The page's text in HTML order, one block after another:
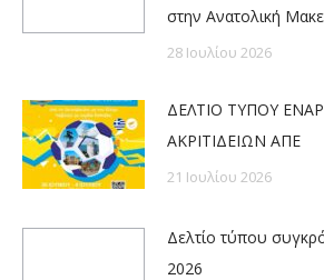
στην Ανατολική
28 Ιουλίου 2026
ΔΕΛΤΙΟ ΤΥΠΟΥ
ΑΚΡΙΤΙΔΕΙΩΝ ΑΠΕ
21 Ιουλίου 2026
Δελτίο τύπου
2026